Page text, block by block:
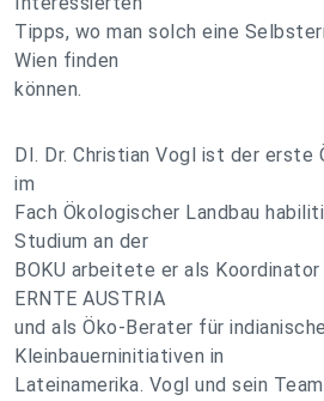
Tipps, wo man solch eine
Wien finden
können.
DI. Dr. Christian Vogl ist der erste
im
Fach Ökologischer Landbau
Studium an der
BOKU arbeitete er als
ERNTE AUSTRIA
und als Öko-Berater für indianische
Kleinbauerninitiativen in
Lateinamerika. Vogl und sein